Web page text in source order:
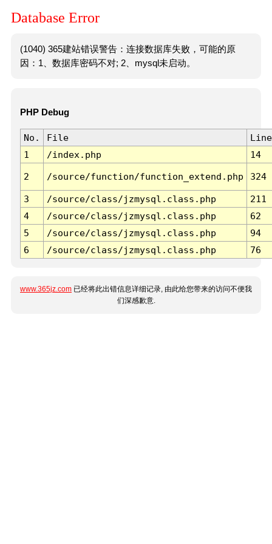
Database Error
(1040) 365建站错误警告：连接数据库失败，可能的原
因：1、数据库密码不对; 2、mysql未启动。
PHP Debug
No. File
Line
1
/index.php 14
2 /source/function/function_extend.php 324
3 /source/class/jzmysql.class.php
211
4
/source/class/jzmysql.class.php
62
5
/source/class/jzmysql.class.php
94
6
/source/class/jzmysql.class.php 76
www.365jz.com 已经将此出错信息详细记录, 由此给您带来的访问不便我
们深感歉意.